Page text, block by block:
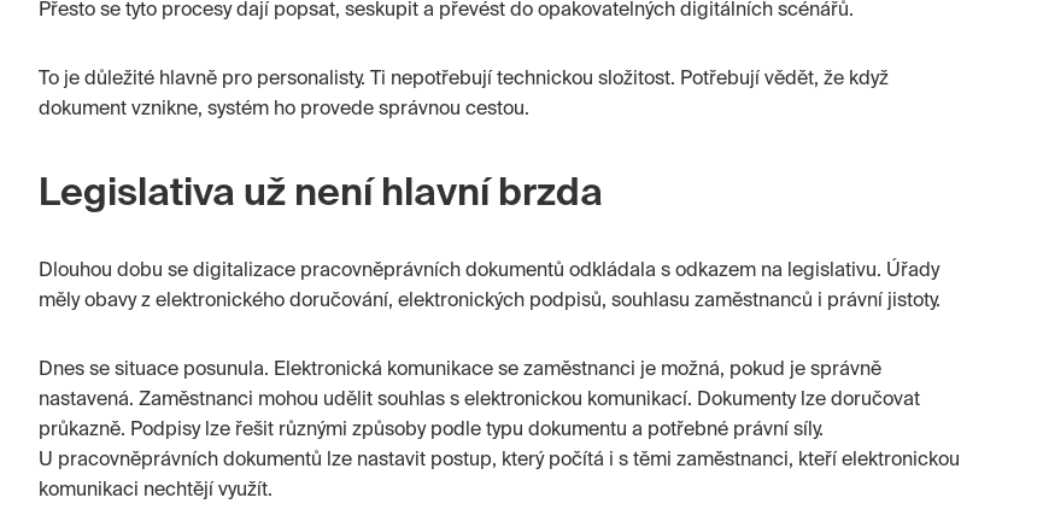
Přesto se tyto procesy dají popsat, seskupit a převést do opakovatelných digitálních scénářů.
To je důležité hlavně pro personalisty. Ti nepotřebují technickou složitost. Potřebují vědět, že když
dokument vznikne, systém ho provede správnou cestou.
Legislativa už není hlavní brzda
Dlouhou dobu se digitalizace pracovněprávních dokumentů odkládala s odkazem na legislativu. Úřady
měly obavy z elektronického doručování, elektronických podpisů, souhlasu zaměstnanců i právní jistoty.
Dnes se situace posunula. Elektronická komunikace se zaměstnanci je možná, pokud je správně
nastavená. Zaměstnanci mohou udělit souhlas s elektronickou komunikací. Dokumenty lze doručovat
průkazně. Podpisy lze řešit různými způsoby podle typu dokumentu a potřebné právní síly.
U pracovněprávních dokumentů lze nastavit postup, který počítá i s těmi zaměstnanci, kteří elektronickou
komunikaci nechtějí využít.